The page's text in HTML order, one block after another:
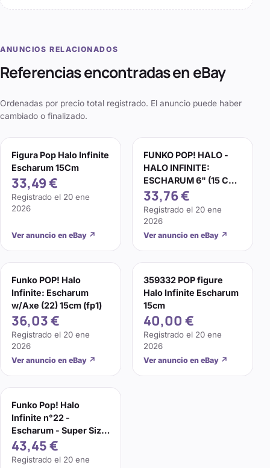
ANUNCIOS RELACIONADOS
Referencias encontradas en eBay
Ordenadas por precio total registrado. El anuncio puede haber
cambiado o finalizado.
Figura Pop Halo Infinite
Escharum 15Cm
33,49 €
Registrado el 20 ene
2026
Ver anuncio en eBay ↗
FUNKO POP! HALO -
HALO INFINITE:
ESCHARUM 6" (15 CM)
(22)
33,76 €
Registrado el 20 ene
2026
Ver anuncio en eBay ↗
Funko POP! Halo
Infinite: Escharum
w/Axe (22) 15cm (fp1)
36,03 €
Registrado el 20 ene
2026
Ver anuncio en eBay ↗
359332 POP figure
Halo Infinite Escharum
15cm
40,00 €
Registrado el 20 ene
2026
Ver anuncio en eBay ↗
Funko Pop! Halo
Infinite n°22 -
Escharum - Super Size
15 cm - Oficial
43,45 €
Registrado el 20 ene